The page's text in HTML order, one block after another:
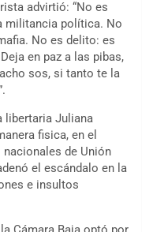
advirtió: “No es
militancia política. No
No es delito: es
en paz a las pibas,
sos, si tanto te la
libertaria Juliana
fisica, en el
de Unión
el escándalo en la
e insultos